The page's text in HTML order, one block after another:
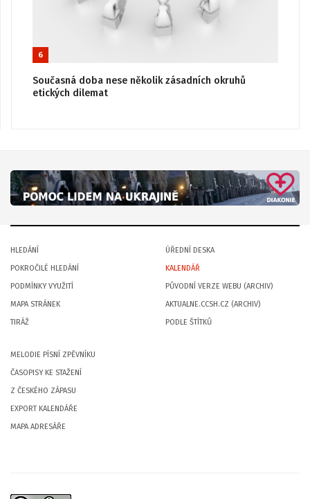
6
Současná doba nese několik zásadních okruhů
etických dilemat
HLEDÁNÍ
POKROČILÉ HLEDÁNÍ
PODMÍNKY VYUŽITÍ
MAPA STRÁNEK
TIRÁŽ
ÚŘEDNÍ DESKA
KALENDÁŘ
PŮVODNÍ VERZE WEBU (ARCHIV)
AKTUALNE.CCSH.CZ (ARCHIV)
PODLE ŠTÍTKŮ
MELODIE PÍSNÍ ZPĚVNÍKU
ČASOPISY KE STAŽENÍ
Z ČESKÉHO ZÁPASU
EXPORT KALENDÁŘE
MAPA ADRESÁŘE